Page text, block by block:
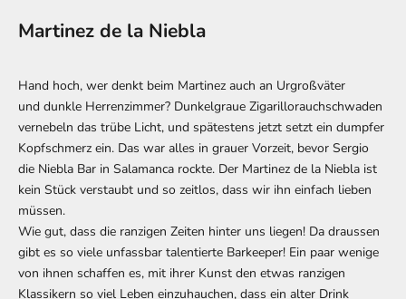
Martinez de la Niebla
Hand hoch, wer denkt beim Martinez auch an Urgroßväter
und dunkle Herrenzimmer? Dunkelgraue Zigarillorauchschwaden
vernebeln das trübe Licht, und spätestens jetzt setzt ein dumpfer
Kopfschmerz ein. Das war alles in grauer Vorzeit, bevor Sergio
die Niebla Bar in Salamanca rockte. Der Martinez de la Niebla ist
kein Stück verstaubt und so zeitlos, dass wir ihn einfach lieben
müssen.
Wie gut, dass die ranzigen Zeiten hinter uns liegen! Da draussen
gibt es so viele unfassbar talentierte Barkeeper! Ein paar wenige
von ihnen schaffen es, mit ihrer Kunst den etwas ranzigen
Klassikern so viel Leben einzuhauchen, dass ein alter Drink